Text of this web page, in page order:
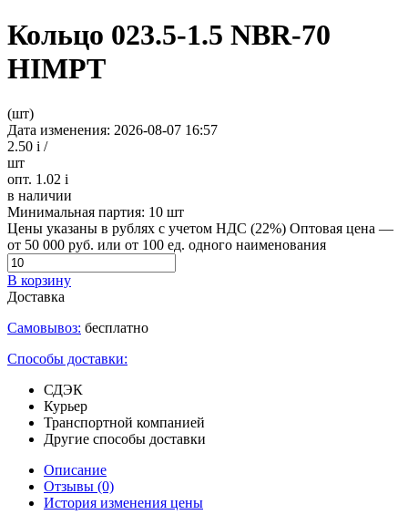
Кольцо 023.5-1.5 NBR-70
HIMPT
(шт)
Дата изменения: 2026-08-07 16:57
2.50 i /
шт
опт. 1.02 i
в наличии
Минимальная партия: 10 шт
Цены указаны в рублях с учетом НДС (22%) Оптовая цена —
от 50 000 руб. или от 100 ед. одного наименования
В корзину
Доставка
Самовывоз: бесплатно
Способы доставки:
СДЭК
Курьер
Транспортной компанией
Другие способы доставки
Описание
Отзывы (0)
История изменения цены